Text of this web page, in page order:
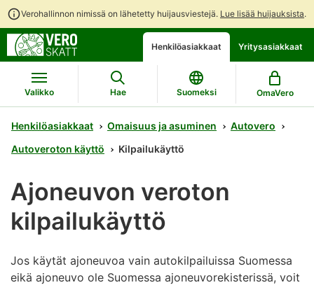
Verohallinnon nimissä on lähetetty huijausviestejä. Lue lisää huijauksista.
Siirry
suoraan
sisältöön
Siirry
koko
sivuston
hakuun
Henkilöasiakkaat Yritysasiakkaat
Valikko Hae Suomeksi OmaVero
Henkilöasiakkaat Omaisuus ja asuminen
Autovero
Autoveroton käyttö
Kilpailukäyttö
Ajoneuvon veroton
kilpailukäyttö
Jos käytät ajoneuvoa vain autokilpailuissa Suomessa
eikä ajoneuvo ole Suomessa ajoneuvorekisterissä, voit